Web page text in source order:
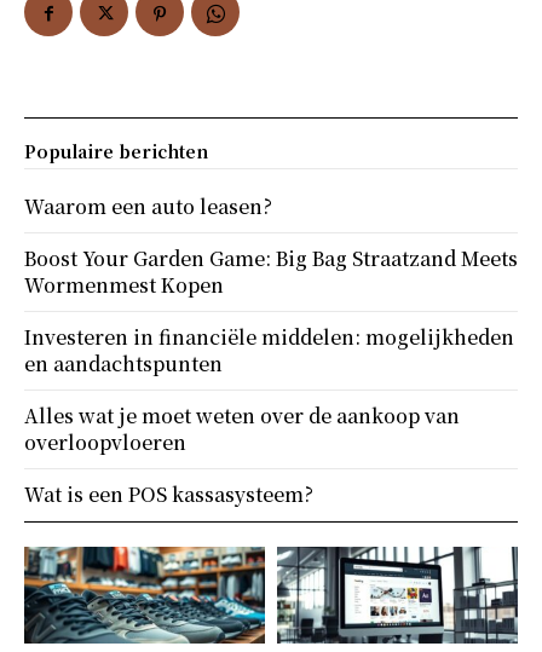
Populaire berichten
Waarom een auto leasen?
Boost Your Garden Game: Big Bag Straatzand Meets
Wormenmest Kopen
Investeren in financiële middelen: mogelijkheden
en aandachtspunten
Alles wat je moet weten over de aankoop van
overloopvloeren
Wat is een POS kassasysteem?